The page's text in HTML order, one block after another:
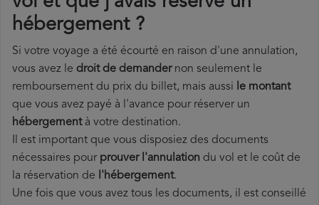
hébergement ?
Si votre voyage a été écourté en raison d'une annulation,
vous avez le droit de demandernon seulement le
remboursement du prix du billet, mais aussi le montant
que vous avez payé à l'avance pour réserver un
hébergementà votre destination.
Il est important que vous disposiez des documents
nécessaires pour prouver l'annulation du vol et le coût de
la réservation de l'hébergement.
Une fois que vous avez tous les documents, il est conseillé